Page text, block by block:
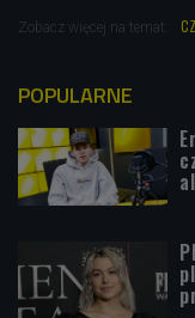
Zobacz więcej na temat:
POPULARNE